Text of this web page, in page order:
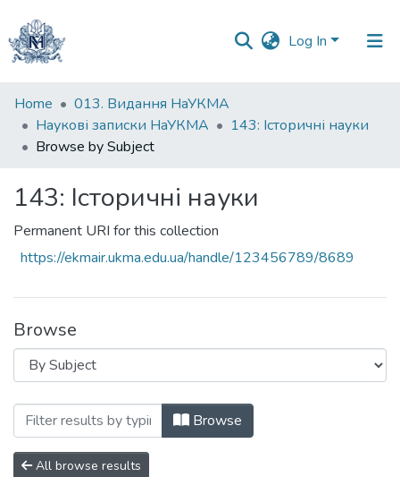
Log In
Communities
&
Collections
Home
013. Видання НаУКМА
Наукові записки НаУКМА
143: Історичні науки
Browse by Subject
143: Історичні науки
Permanent URI for this collection
https://ekmair.ukma.edu.ua/handle/123456789/8689
Browse
Browsing 143: Історичні науки by
Browse
All browse results